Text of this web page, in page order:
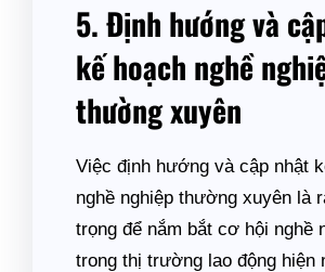
5. Định hướng và
kế hoạch nghề
thường xuyên
Việc định hướng và cập nhật
nghề nghiệp thường xuyên là
trọng để nắm bắt cơ hội nghề
trong thị trường lao động hiện